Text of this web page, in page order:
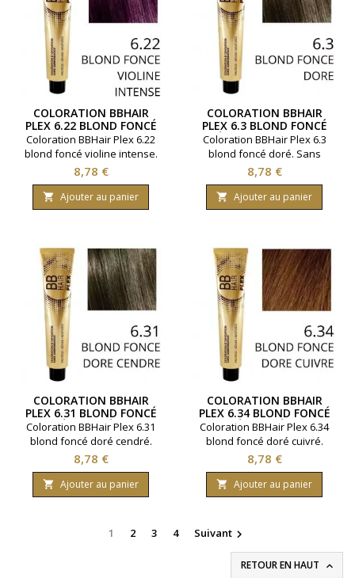
COLORATION BBHAIR
PLEX 6.22 BLOND FONCÉ
VIOLINE INTENSE SANS
AMMONIAQUE
Coloration BBHair Plex 6.22
blond foncé violine intense.
Sans ammoniaque. Couvre
100 % des cheveux blancs
pour un résultat brillant et
uniforme. Renforcement de
d'effectuer jusqu'à 2
colorations ( en moyenne ).
Contenance 100 ml.
Prix
8,78 €
 Ajouter au panier
COLORATION BBHAIR
PLEX 6.3 BLOND FONCÉ
DORÉ SANS AMMONIAQUE
Coloration BBHair Plex 6.3
blond foncé doré. Sans
ammoniaque. Couvre 100 %
des cheveux blancs pour un
résultat brillant et uniforme.
Renforcement de la fibre
d'effectuer jusqu'à 2
colorations ( en moyenne ).
Contenance 100 ml.
Prix
8,78 €
 Ajouter au panier
COLORATION BBHAIR
PLEX 6.31 BLOND FONCÉ
DORÉ CENDRÉ SANS
AMMONIAQUE
Coloration BBHair Plex 6.31
blond foncé doré cendré.
Sans ammoniaque. Couvre
100 % des cheveux blancs
pour un résultat brillant et
uniforme. Renforcement de
la marque Generik. Permet
d'effectuer jusqu'à 2
Prix
8,78 €
 Ajouter au panier
COLORATION BBHAIR
PLEX 6.34 BLOND FONCÉ
DORÉ CUIVRÉ SANS
AMMONIAQUE
Coloration BBHair Plex 6.34
blond foncé doré cuivré.
Sans ammoniaque. Couvre
100 % des cheveux blancs
pour un résultat brillant et
uniforme. Renforcement de
la marque Generik. Permet
d'effectuer jusqu'à 2
colorations ( en moyenne ).
Contenance 100 ml.
Prix
8,78 €
 Ajouter au panier
1 2 3 4 Suivant 
RETOUR EN HAUT 